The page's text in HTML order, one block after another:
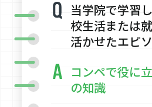
当学院で学習
校生活または
活かせたエピ
コンペで役に
の知識